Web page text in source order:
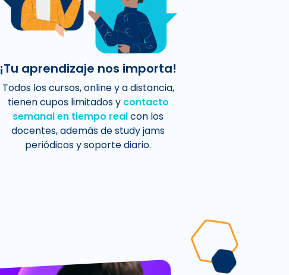
¡Tu aprendizaje nos importa!
Todos los cursos, online y a distancia,
tienen cupos limitados y contacto
semanal en tiempo realcon los
docentes, además de study jams
periódicos y soporte diario.